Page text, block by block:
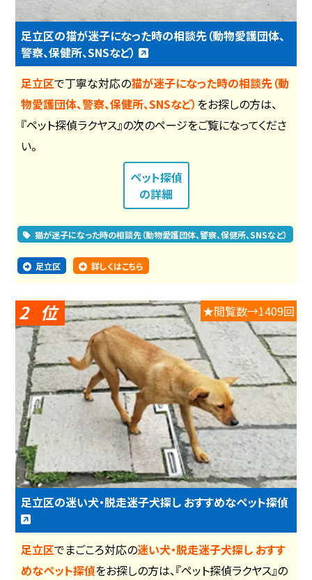
足立区の猫が迷子になった時の相談先（動物愛護団体、
警察、保健所、SNSなど）
足立区で丁寧な対応の猫が迷子になった時の相談先（動
物愛護団体、警察、保健所、SNSなど） をお探しの方は、
『ペット探偵ラクヤス』の次のページをご覧になってくださ
い。
ペット探偵
の詳細
猫が迷子になった時の相談先（動物愛護団体、警察、保健所、SNSなど）
足立区 詳しくはこちら
2 ★閲覧数→1409回
足立区の迷い犬・脱走迷子犬探し おすすめなペット探偵
足立区でまごころ対応の迷い犬・脱走迷子犬探し おすす
めなペット探偵をお探しの方は、『ペット探偵ラクヤス』の